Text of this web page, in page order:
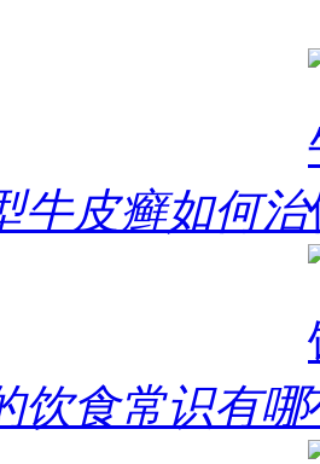
牛皮癣如何治
饮食常识有哪